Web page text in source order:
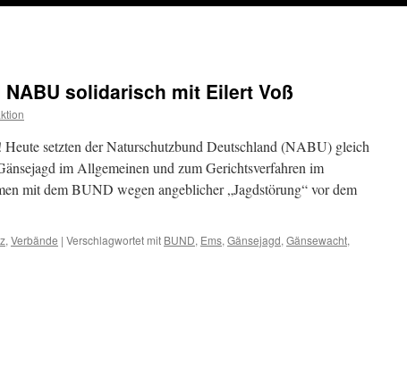
solidarisch mit Eilert Voß
Heute setzten der Naturschutzbund Deutschland (NABU) gleich
im Allgemeinen und zum Gerichtsverfahren im
mit dem BUND wegen angeblicher „Jagdstörung“ vor dem
, Verbände | Verschlagwortet mit BUND, Ems, Gänsejagd, Gänsewacht,